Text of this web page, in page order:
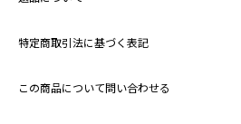
特定商取引法に基づく表記
この商品について問い合わせる